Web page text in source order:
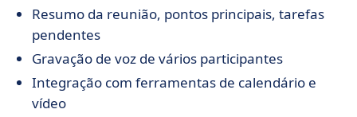
Resumo da reunião, pontos principais, tarefas
pendentes
Gravação de voz de vários participantes
Integração com ferramentas de calendário e
vídeo